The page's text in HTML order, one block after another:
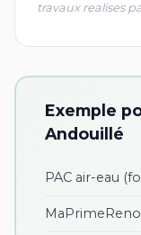
travaux realises
Exemple
Andouillé
PAC air-eau